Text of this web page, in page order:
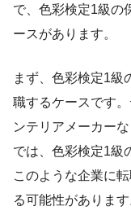
で、色彩検定1級の
ースがあります。
まず、色彩検定1級
職するケースです
ンテリアメーカー
では、色彩検定1級
このような企業に
る可能性があります